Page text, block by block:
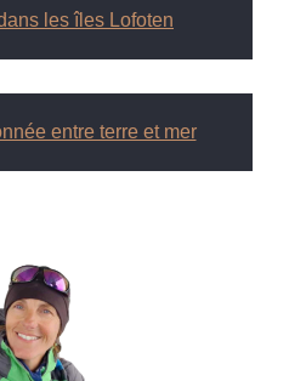
les îles Lofoten
entre terre et mer